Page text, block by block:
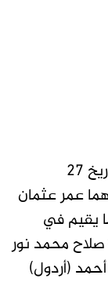
كما بيّن المقال أن آخر بيانات الإيداع بتاريخ 27
هما عمر عثمان
يقيم في
صلاح محمد نور
(أردول)